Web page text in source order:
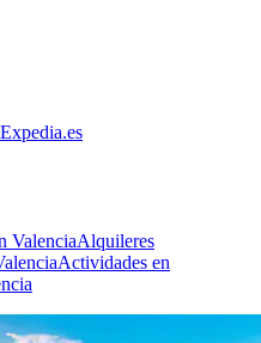
Expedia.es
ValenciaAlquileres
Actividades en